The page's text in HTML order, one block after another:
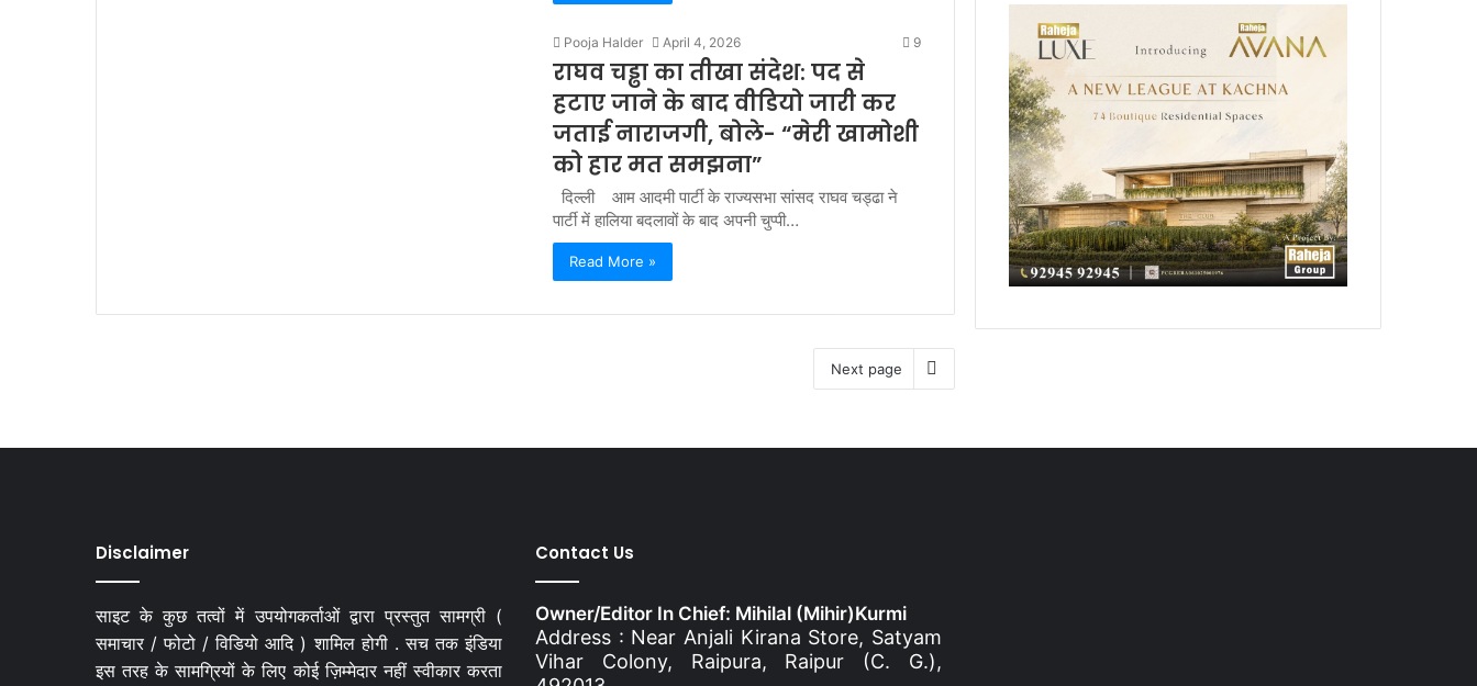
Pooja Halder April 4, 2026 9
राघव चड्ढा का तीखा संदेश: पद से
हटाए जाने के बाद वीडियो जारी कर
जताई नाराजगी, बोले- “मेरी खामोशी
को हार मत समझना”
दिल्ली आम आदमी पार्टी के राज्यसभा सांसद राघव चड्ढा ने
पार्टी में हालिया बदलावों के बाद अपनी चुप्पी…
Read More »
Next page
Disclaimer
साइट के कुछ तत्वों में उपयोगकर्ताओं द्वारा प्रस्तुत सामग्री (
समाचार / फोटो / विडियो आदि ) शामिल होगी . सच तक इंडिया
इस तरह के सामग्रियों के लिए कोई ज़िम्मेदार नहीं स्वीकार करता
Contact Us
Owner/Editor In Chief: Mihilal (Mihir)Kurmi
Address : Near Anjali Kirana Store, Satyam
Vihar Colony, Raipura, Raipur (C. G.),